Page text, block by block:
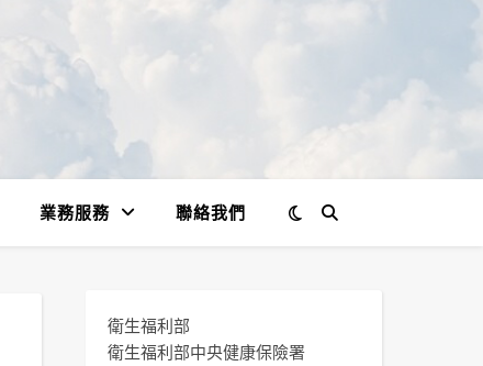
業務服務 聯絡我們
衛生福利部
衛生福利部中央健康保險署